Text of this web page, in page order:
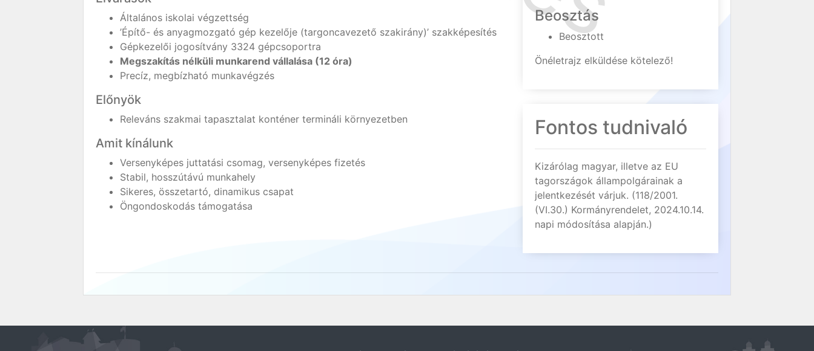
Általános iskolai végzettség
’Építő- és anyagmozgató gép kezelője (targoncavezető szakirány)’ szakképesítés
Gépkezelői jogosítvány 3324 gépcsoportra
Megszakítás nélküli munkarend vállalása (12 óra)
Precíz, megbízható munkavégzés
Előnyök
Releváns szakmai tapasztalat konténer termináli környezetben
Amit kínálunk
Versenyképes juttatási csomag, versenyképes fizetés
Stabil, hosszútávú munkahely
Sikeres, összetartó, dinamikus csapat
Öngondoskodás támogatása
Beosztás
Beosztott
Önéletrajz elküldése kötelező!
Fontos tudnivaló
Kizárólag magyar, illetve az EU
tagországok állampolgárainak a
jelentkezését várjuk. (118/2001.
(VI.30.) Kormányrendelet, 2024.10.14.
napi módosítása alapján.)